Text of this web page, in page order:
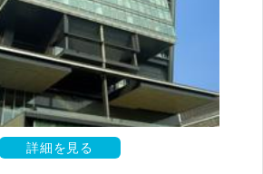
詳細を見る